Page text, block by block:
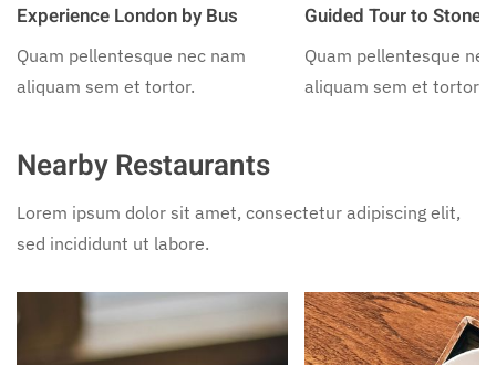
Experience London by Bus
Quam pellentesque nec nam
aliquam sem et tortor.
Guided Tour to
Quam pellentesque
aliquam sem et tortor.
Nearby Restaurants
Lorem ipsum dolor sit amet, consectetur adipiscing elit,
sed incididunt ut labore.